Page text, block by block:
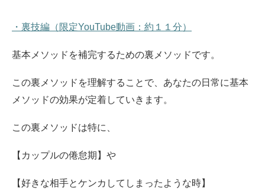
・裏技編（限定YouTube動画：約１１分）
基本メソッドを補完するための裏メソッドです。
この裏メソッドを理解することで、あなたの日常に基本
メソッドの効果が定着していきます。
この裏メソッドは特に、
【カップルの倦怠期】や
【好きな相手とケンカしてしまったような時】